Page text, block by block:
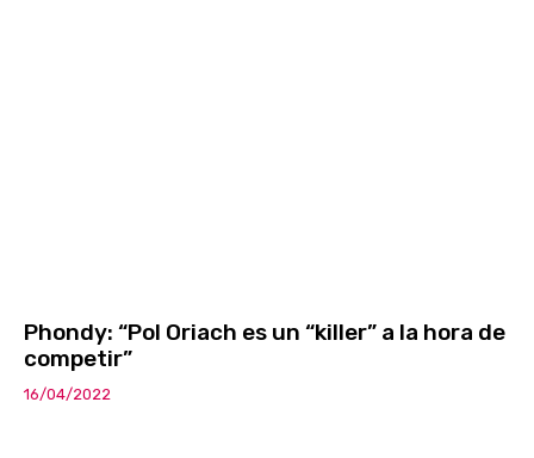
Phondy: “Pol Oriach es un “killer” a la hora de
competir”
16/04/2022